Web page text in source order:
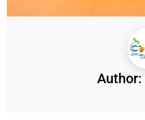
Author: